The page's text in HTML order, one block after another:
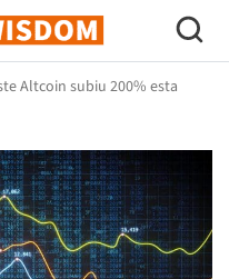
Bitcoin
Altcoin subiu 200% esta